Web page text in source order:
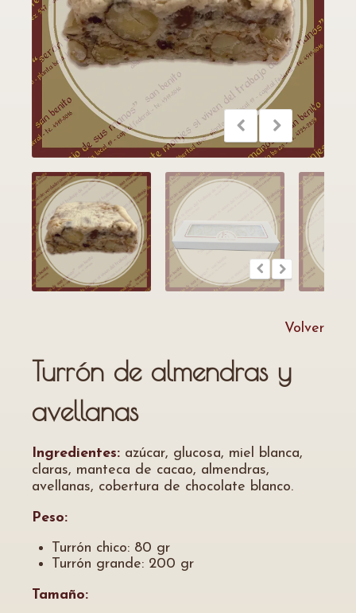
Volver
Turrón de almendras y
avellanas
Ingredientes: azúcar, glucosa, miel blanca,
claras, manteca de cacao, almendras,
avellanas, cobertura de chocolate blanco.
Peso:
Turrón chico: 80 gr
Turrón grande: 200 gr
Tamaño: